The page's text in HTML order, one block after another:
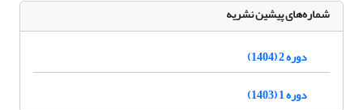
شماره‌های پیشین نشریه
دوره 2 (1404)
دوره 1 (1403)